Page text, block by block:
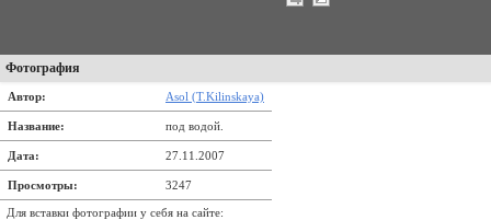
Фотография
Автор: Asol (T.Kilinskaya)
Название: под водой.
Дата: 27.11.2007
Просмотры: 3247
Для вставки фотографии у себя на сайте: